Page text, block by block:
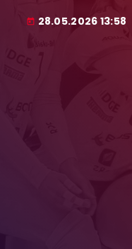
today 28.05.2026 13:58